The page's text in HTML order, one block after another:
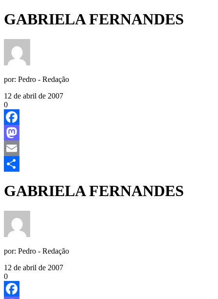
GABRIELA FERNANDES
por: Pedro - Redação
12 de abril de 2007
0
Facebook
Mastodon
Email
GABRIELA FERNANDES
por: Pedro - Redação
12 de abril de 2007
0